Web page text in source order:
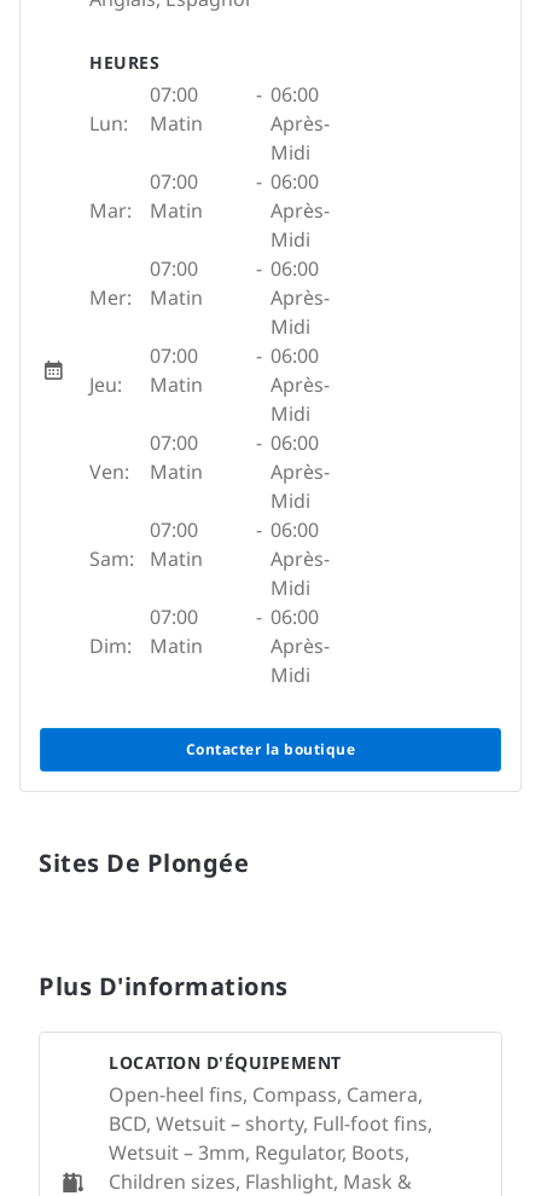
HEURES
Lun:
07:00
Matin
- 06:00
Après-
Midi
Mar:
07:00
Matin
- 06:00
Après-
Midi
Mer:
07:00
Matin
- 06:00
Après-
Midi
Jeu:
07:00
Matin
- 06:00
Après-
Midi
Ven:
07:00
Matin
- 06:00
Après-
Midi
Sam:
07:00
Matin
- 06:00
Après-
Midi
Dim:
07:00
Matin
- 06:00
Après-
Midi
Contacter la boutique
Sites De Plongée
Plus D'informations
LOCATION D'ÉQUIPEMENT
Open-heel fins, Compass, Camera,
BCD, Wetsuit – shorty, Full-foot fins,
Wetsuit – 3mm, Regulator, Boots,
Children sizes, Flashlight, Mask &